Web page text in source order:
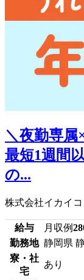
＼夜勤専
最短1週間
の...
株式会社イカイ
給与 月収例
勤務地 静岡県
寮・社
宅
あり